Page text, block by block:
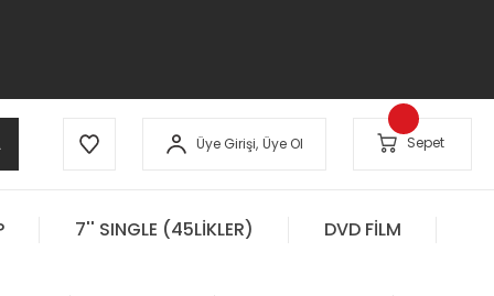
Üye Girişi, Üye Ol Sepet
7'' SINGLE (45LİKLER) DVD FİLM